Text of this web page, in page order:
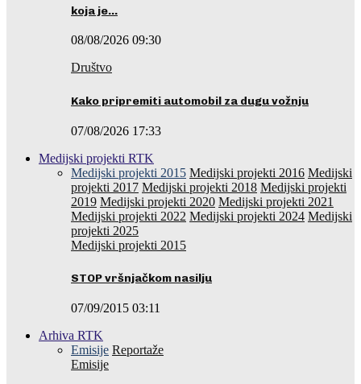
koja je…
08/08/2026 09:30
Društvo
Kako pripremiti automobil za dugu vožnju
07/08/2026 17:33
Medijski projekti RTK
Medijski projekti 2015 Medijski projekti 2016 Medijski
projekti 2017 Medijski projekti 2018 Medijski projekti
2019 Medijski projekti 2020 Medijski projekti 2021
Medijski projekti 2022 Medijski projekti 2024 Medijski
projekti 2025
Medijski projekti 2015
STOP vršnjačkom nasilju
07/09/2015 03:11
Arhiva RTK
Emisije Reportaže
Emisije